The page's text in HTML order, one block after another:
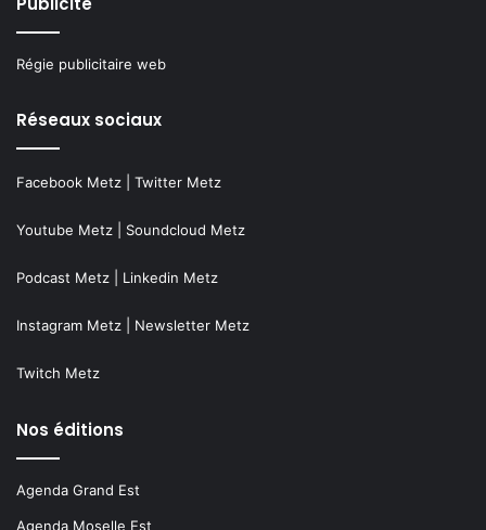
Régie publicitaire web
Réseaux sociaux
Facebook Metz Twitter Metz
Youtube Metz Soundcloud Metz
Podcast Metz Linkedin Metz
Instagram Metz Newsletter Metz
Twitch Metz
Nos éditions
Agenda Grand Est
Agenda Moselle Est